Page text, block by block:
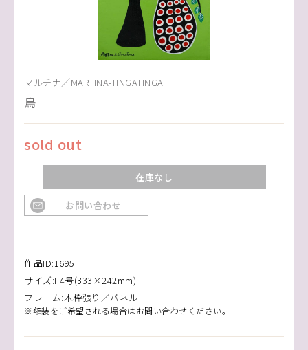
マルチナ／MARTINA-TINGATINGA
鳥
sold out
在庫なし
お問い合わせ
作品ID:1695
サイズ:F4号(333×242mm)
フレーム:木枠張り／パネル
※額装をご希望される場合はお問い合わせください。